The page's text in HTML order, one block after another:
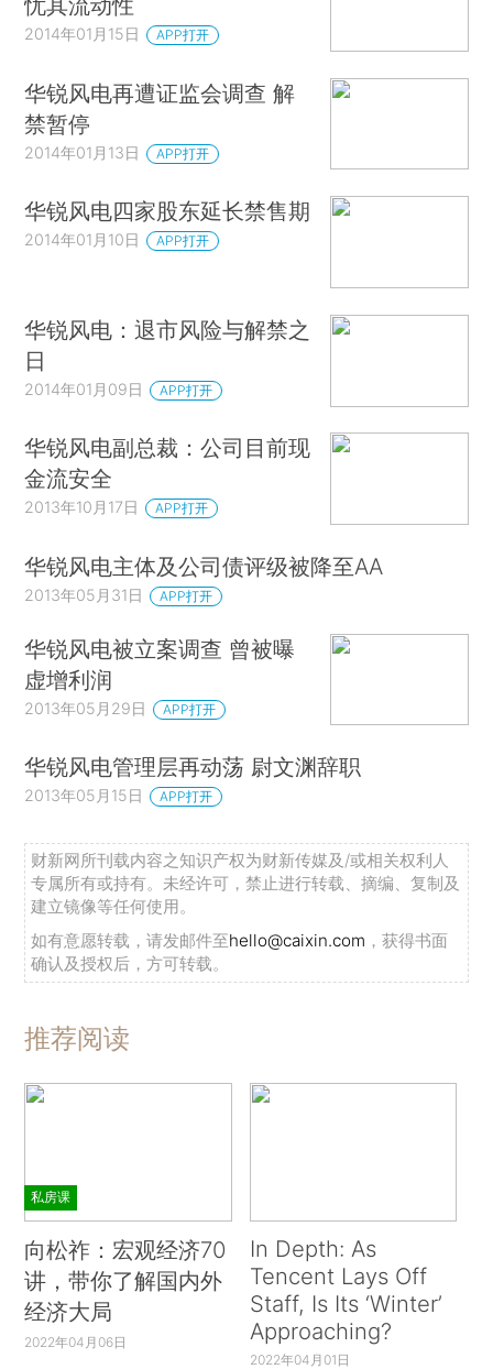
2014年01月15日 APP打开
华锐风电再遭证监会调查 解
禁暂停
2014年01月13日 APP打开
华锐风电四家股东延长禁售期
2014年01月10日 APP打开
华锐风电：退市风险与解禁之
日
2014年01月09日 APP打开
华锐风电副总裁：公司目前现
金流安全
2013年10月17日 APP打开
华锐风电主体及公司债评级被降至AA
2013年05月31日 APP打开
华锐风电被立案调查 曾被曝
虚增利润
2013年05月29日 APP打开
华锐风电管理层再动荡 尉文渊辞职
2013年05月15日 APP打开
财新网所刊载内容之知识产权为财新传媒及/或相关权利人
专属所有或持有。未经许可，禁止进行转载、摘编、复制及
建立镜像等任何使用。
如有意愿转载，请发邮件至hello@caixin.com ，获得书面
确认及授权后，方可转载。
推荐阅读
私房课
向松祚：宏观经济70
讲，带你了解国内外
经济大局
2022年04月06日
In Depth: As
Tencent Lays Off
Staff, Is Its ‘Winter’
Approaching?
2022年04月01日